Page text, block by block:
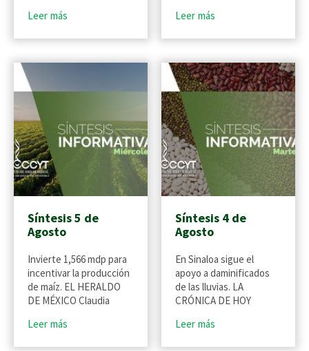
Leer más
Leer más
Síntesis 5 de
Agosto
Invierte 1,566 mdp para
incentivar la producción
de maíz. EL HERALDO
DE MÉXICO Claudia
Leer más
Síntesis 4 de
Agosto
En Sinaloa sigue el
apoyo a daminificados
de las lluvias. LA
CRÓNICA DE HOY
Leer más